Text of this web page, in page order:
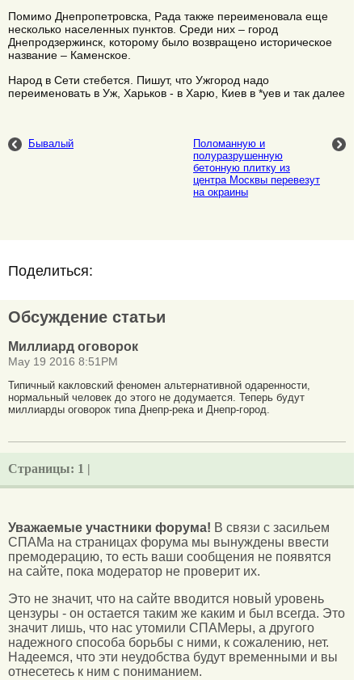
Помимо Днепропетровска, Рада также переименовала еще
несколько населенных пунктов. Среди них – город
Днепродзержинск, которому было возвращено историческое
название – Каменское.
Народ в Сети стебется. Пишут, что Ужгород надо
переименовать в Уж, Харьков - в Харю, Киев в *уев и так далее
Бывалый
Поломанную и
полуразрушенную
бетонную плитку из
центра Москвы перевезут
на окраины
Поделиться:
Обсуждение статьи
Миллиард оговорок
May 19 2016 8:51PM
Типичный какловский феномен альтернативной одаренности,
нормальный человек до этого не додумается. Теперь будут
миллиарды оговорок типа Днепр-река и Днепр-город.
Страницы: 1 |
Уважаемые участники форума! В связи с засильем
СПАМа на страницах форума мы вынуждены ввести
премодерацию, то есть ваши сообщения не появятся
на сайте, пока модератор не проверит их.
Это не значит, что на сайте вводится новый уровень
цензуры - он остается таким же каким и был всегда. Это
значит лишь, что нас утомили СПАМеры, а другого
надежного способа борьбы с ними, к сожалению, нет.
Надеемся, что эти неудобства будут временными и вы
отнесетесь к ним с пониманием.